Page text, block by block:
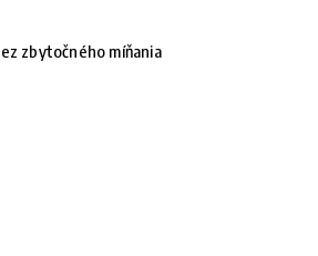
zbytočného míňania